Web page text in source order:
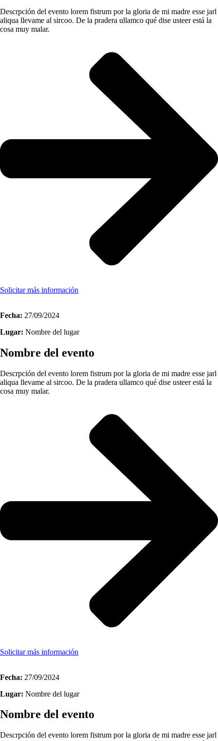
Descrpción del evento lorem fistrum por la gloria de mi madre esse jarl
aliqua llevame al sircoo. De la pradera ullamco qué dise usteer está la
cosa muy malar.
Solicitar más información
Fecha: 27/09/2024
Lugar: Nombre del lugar
Nombre del evento
Descrpción del evento lorem fistrum por la gloria de mi madre esse jarl
aliqua llevame al sircoo. De la pradera ullamco qué dise usteer está la
cosa muy malar.
Solicitar más información
Fecha: 27/09/2024
Lugar: Nombre del lugar
Nombre del evento
Descrpción del evento lorem fistrum por la gloria de mi madre esse jarl